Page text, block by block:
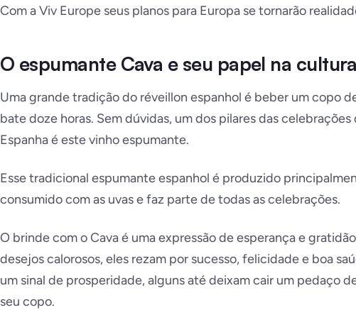
Com a Viv Europe seus planos para Europa se tornarão
O espumante Cava e seu papel na
Uma grande tradição do réveillon espanhol é beber um copo
bate doze horas. Sem dúvidas, um dos pilares das
Espanha é este vinho espumante.
Esse tradicional espumante espanhol é produzido
consumido com as uvas e faz parte de todas as celebrações.
O brinde com o Cava é uma expressão de esperança e
desejos calorosos, eles rezam por sucesso, felicidade e boa
um sinal de prosperidade, alguns até deixam cair um pedaço
seu copo.